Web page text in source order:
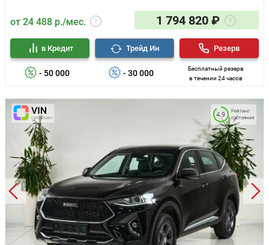
Задняя спинка, складывающаяся 60/40
Освещение багажника, 1 световой элемент
17" диски
Дисковые передние и задние тормоза
Малоразмерное запасное колесо (докатка)
Система мониторинга давления в шинах TPMS
от 24 488 р./мес. 1 794 820 ₽
- 50 000
в Кредит
- 30 000
Трейд Ин
Бесплатный резерв
в течении 24 часов
Резерв
Рейтинг
состояния
4.9